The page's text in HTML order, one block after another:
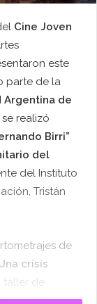
Cine Joven
este
parte de la
Argentina de
realizó
Birri”
del
del Instituto
Tristán
de
crisis
de
el